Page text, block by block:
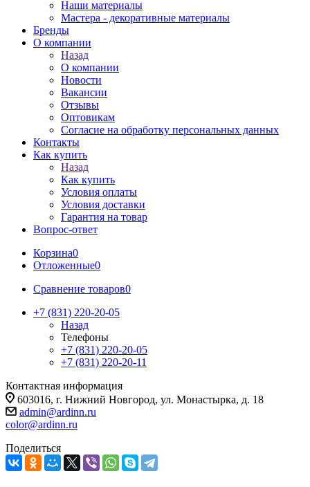
Наши материалы
Мастера - декоративные материалы
Бренды
О компании
Назад
О компании
Новости
Вакансии
Отзывы
Оптовикам
Cогласие на обработку персональных данных
Контакты
Как купить
Назад
Как купить
Условия оплаты
Условия доставки
Гарантия на товар
Вопрос-ответ
Корзина0
Отложенные0
Сравнение товаров0
+7 (831) 220-20-05
Назад
Телефоны
+7 (831) 220-20-05
+7 (831) 220-20-11
Контактная информация
603016, г. Нижний Новгород, ул. Монастырка, д. 18
admin@ardinn.ru
color@ardinn.ru
Поделиться